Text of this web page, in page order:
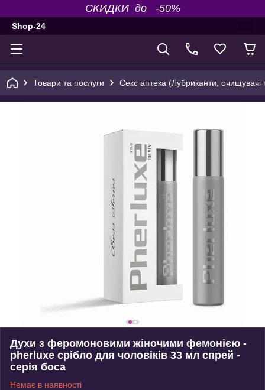
СКИДКИ до -50%
Shop-24
Товари та послуги Секс аптека (Лубриканти, очищувачі
Духи з феромоновими жіночими фемонією -
pherluxe срібло для чоловіків 33 мл спрей -
серія боса
Немає в наявності